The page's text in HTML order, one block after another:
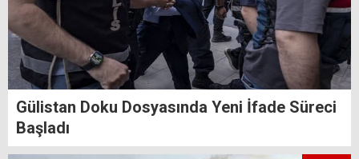
Gülistan Doku Dosyasında Yeni İfade Süreci
Başladı